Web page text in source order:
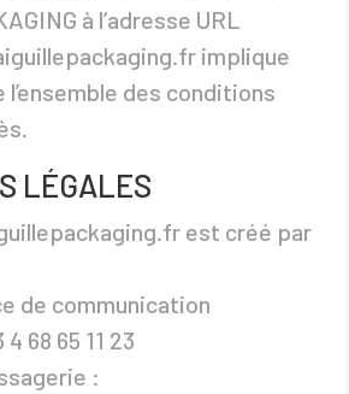
à l’adresse URL
implique
l’ensemble des conditions
LÉGALES
est créé par
de communication
68 65 11 23
: